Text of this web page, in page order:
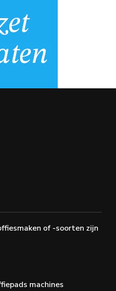
of -soorten zijn
machines